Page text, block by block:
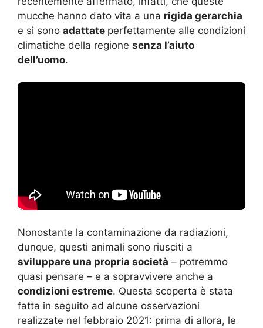
mucche hanno dato vita a una rigida gerarchia
e si sono adattate perfettamente alle condizioni
climatiche della regione senza l’aiuto
dell’uomo.
Nonostante la contaminazione da radiazioni,
dunque, questi animali sono riusciti a
sviluppare una propria società – potremmo
quasi pensare – e a sopravvivere anche a
condizioni estreme. Questa scoperta è stata
fatta in seguito ad alcune osservazioni
realizzate nel febbraio 2021: prima di allora, le